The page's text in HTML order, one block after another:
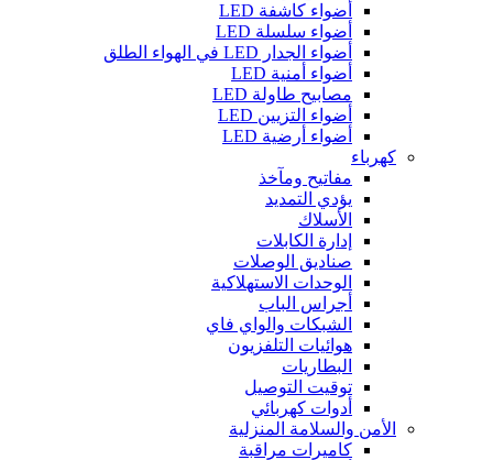
أضواء كاشفة LED
أضواء سلسلة LED
أضواء الجدار LED في الهواء الطلق
أضواء أمنية LED
مصابيح طاولة LED
أضواء التزيين LED
أضواء أرضية LED
كهرباء
مفاتيح ومآخذ
يؤدي التمديد
الأسلاك
إدارة الكابلات
صناديق الوصلات
الوحدات الاستهلاكية
أجراس الباب
الشبكات والواي فاي
هوائيات التلفزيون
البطاريات
توقيت التوصيل
أدوات كهربائي
الأمن والسلامة المنزلية
كاميرات مراقبة